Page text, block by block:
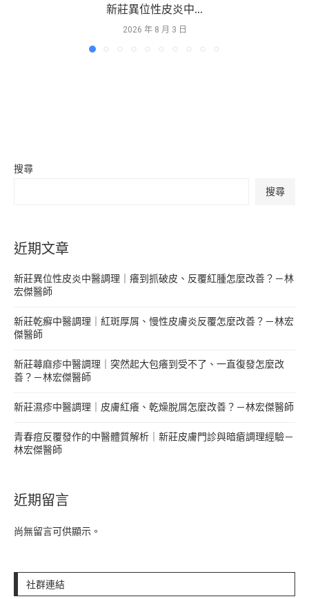
新莊異位性皮炎中...
2026 年 8 月 3 日
搜尋
搜尋
近期文章
新莊異位性皮炎中醫調理｜癢到抓破皮、反覆紅腫怎麼改善？－林
宏傑醫師
新莊乾癬中醫調理｜紅斑厚屑、慢性皮膚炎反覆怎麼改善？－林宏
傑醫師
新莊蕁麻疹中醫調理｜突然起大包癢到受不了、一直復發怎麼改
善？－林宏傑醫師
新莊濕疹中醫調理｜皮膚紅癢、乾燥脫屑怎麼改善？－林宏傑醫師
青春痘反覆發作的中醫體質解析｜新莊皮膚門診與暗瘡調理經驗－
林宏傑醫師
近期留言
尚無留言可供顯示。
社群連結